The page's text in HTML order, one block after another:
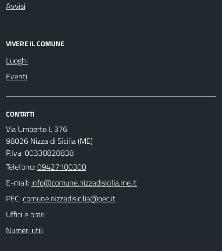
Avvisi
VIVERE IL COMUNE
Luoghi
Eventi
CONTATTI
Via Umberto I, 376
98026 Nizza di Sicilia (ME)
P.Iva: 00330820838
Telefono:09427100300
E-mail:
PEC:
Uffici e orari
Numeri utili